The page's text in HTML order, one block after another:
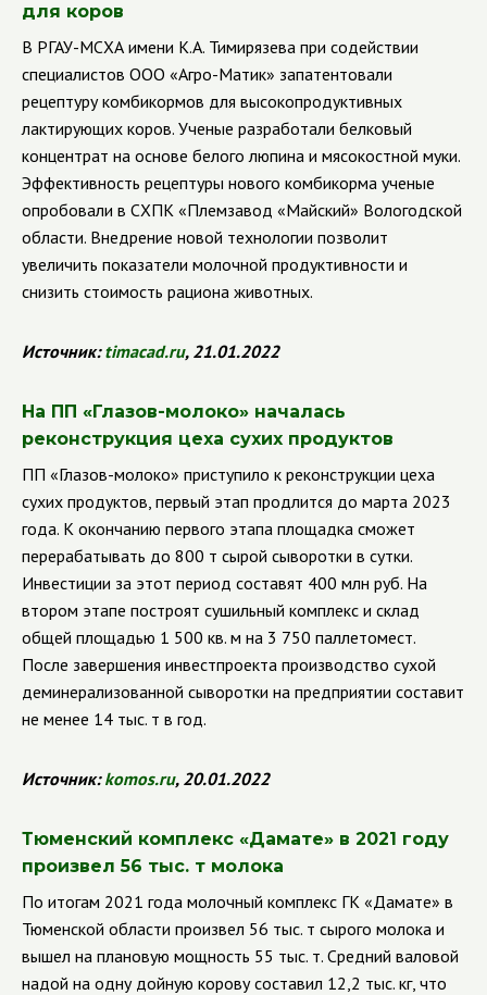
для коров
В РГАУ-МСХА имени К.А. Тимирязева при содействии
специалистов ООО «Агро-Матик» запатентовали
рецептуру комбикормов для высокопродуктивных
лактирующих коров. Ученые разработали белковый
концентрат на основе белого люпина и мясокостной муки.
Эффективность рецептуры нового комбикорма ученые
опробовали в СХПК «Племзавод «Майский» Вологодской
области. Внедрение новой технологии позволит
увеличить показатели молочной продуктивности и
снизить стоимость рациона животных.
Источник:timacad.ru, 21.01.2022
На ПП «Глазов-молоко» началась
реконструкция цеха сухих продуктов
ПП «Глазов-молоко» приступило к реконструкции цеха
сухих продуктов, первый этап продлится до марта 2023
года. К окончанию первого этапа площадка сможет
перерабатывать до 800 т сырой сыворотки в сутки.
Инвестиции за этот период составят 400 млн руб. На
втором этапе построят сушильный комплекс и склад
общей площадью 1 500 кв. м на 3 750 паллетомест.
После завершения инвестпроекта производство сухой
деминерализованной сыворотки на предприятии составит
не менее 14 тыс. т в год.
Источник:komos.ru, 20.01.2022
Тюменский комплекс «Дамате» в 2021 году
произвел 56 тыс. т молока
По итогам 2021 года молочный комплекс ГК «Дамате» в
Тюменской области произвел 56 тыс. т сырого молока и
вышел на плановую мощность 55 тыс. т. Средний валовой
надой на одну дойную корову составил 12,2 тыс. кг, что